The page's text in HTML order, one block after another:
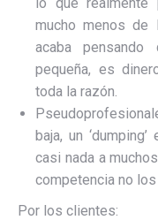
mucho menos
acaba pensando
pequeña, es
toda la razón.
baja, un
casi nada a
competencia no los
Por los clientes: